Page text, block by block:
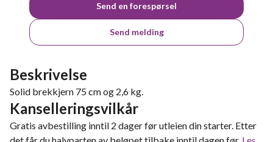
Send en forespørsel
Send melding
Beskrivelse
Solid brekkjern 75 cm og 2,6 kg.
Kanselleringsvilkår
Gratis avbestilling inntil 2 dager før utleien din starter. Etter